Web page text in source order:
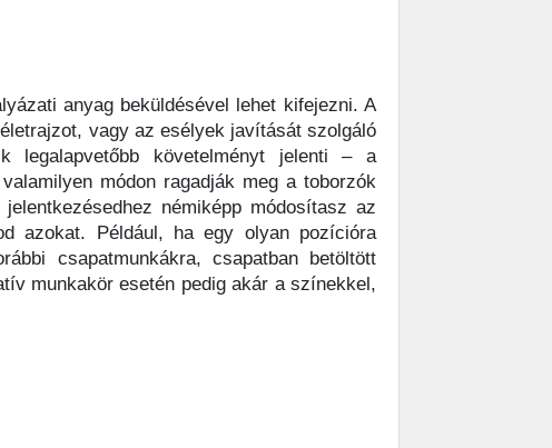
anyag beküldésével lehet kifejezni. A
vagy az esélyek javítását szolgáló
legalapvetőbb követelményt jelenti – a
módon ragadják meg a toborzók
némiképp módosítasz az
azokat. Például, ha egy olyan pozícióra
csapatmunkákra, csapatban betöltött
munkakör esetén pedig akár a színekkel,